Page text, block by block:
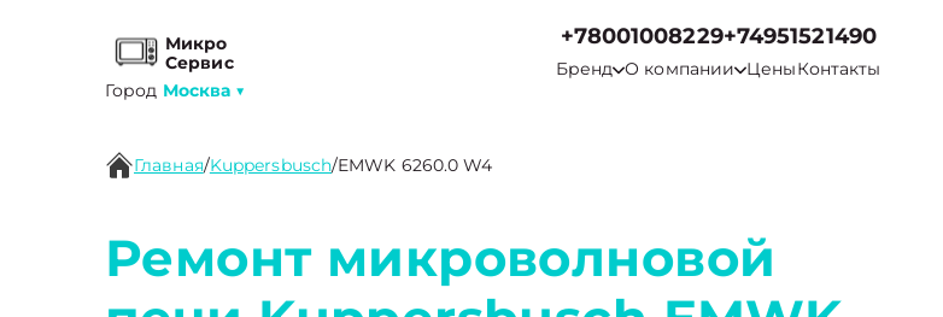
Микро
Сервис
Город Москва ▼
+78001008229+74951521490
Бренд О компании ЦеныКонтакты
Главная/Kuppersbusch/EMWK 6260.0 W4
Ремонт микроволновой